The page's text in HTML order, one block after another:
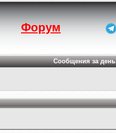
Форум
Сообщения за день